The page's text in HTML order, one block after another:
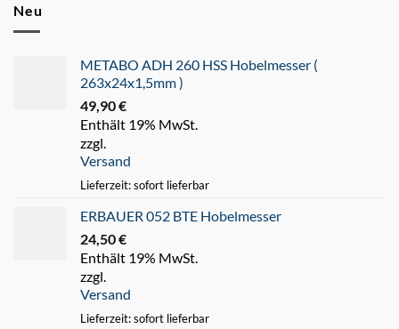
Neu
METABO ADH 260 HSS Hobelmesser (
263x24x1,5mm )
49,90€
Enthält 19% MwSt.
zzgl.
Versand
Lieferzeit: sofort lieferbar
ERBAUER 052 BTE Hobelmesser
24,50€
Enthält 19% MwSt.
zzgl.
Versand
Lieferzeit: sofort lieferbar